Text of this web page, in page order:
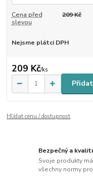
Cena před
slevou
209 Kč
Nejsme plátci DPH
209 Kč/ks
Hlídat cenu / dostupnost
Bezpečný a
Svoje produkty
všechny normy